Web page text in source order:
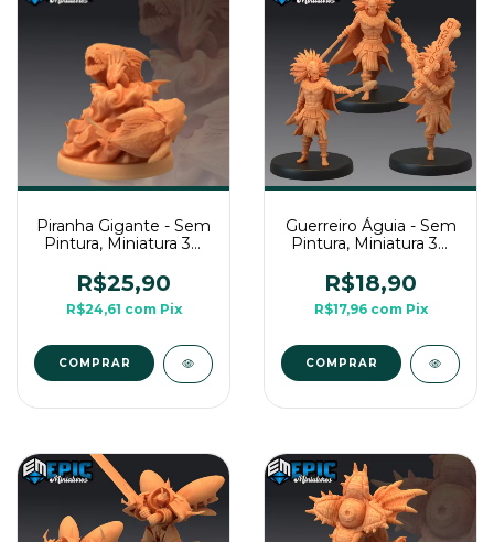
Piranha Gigante - Sem
Pintura, Miniatura 3D
Mesa
R$25,90
R$24,61 com Pix
COMPRAR
Guerreiro Águia - Sem
Pintura, Miniatura 3D
Mesa
R$18,90
R$17,96 com Pix
COMPRAR